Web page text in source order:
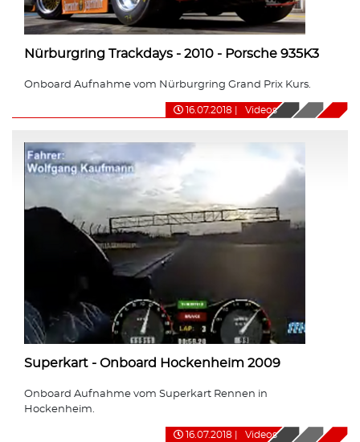
Nürburgring Trackdays - 2010 - Porsche 935K3
Onboard Aufnahme vom Nürburgring Grand Prix Kurs.
16.07.2018 Videos
Superkart - Onboard Hockenheim 2009
Onboard Aufnahme vom Superkart Rennen in
Hockenheim.
16.07.2018 Videos